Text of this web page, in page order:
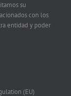
su
con los
entidad y poder
(EU)